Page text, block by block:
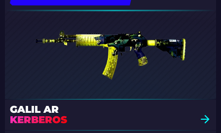
GALIL AR
KERBEROS